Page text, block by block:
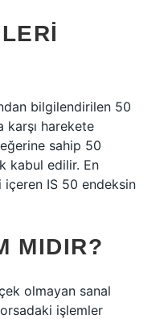
bilgilendirilen 50
karşı harekete
sahip 50
kabul edilir. En
IS 50 endeksin
MIDIR?
olmayan sanal
işlemler